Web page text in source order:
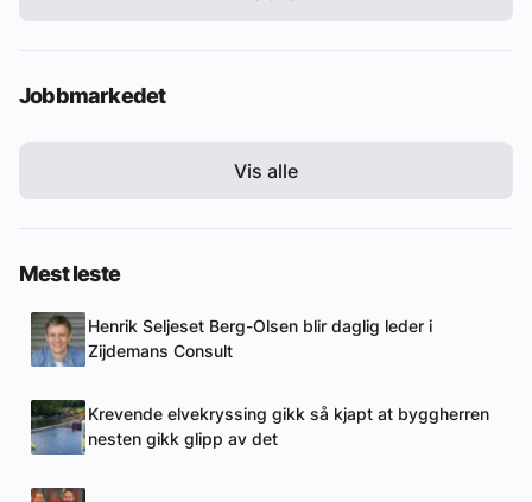
Jobbmarkedet
Vis alle
Mest leste
Henrik Seljeset Berg-Olsen blir daglig leder i
Zijdemans Consult
Krevende elvekryssing gikk så kjapt at byggherren
nesten gikk glipp av det